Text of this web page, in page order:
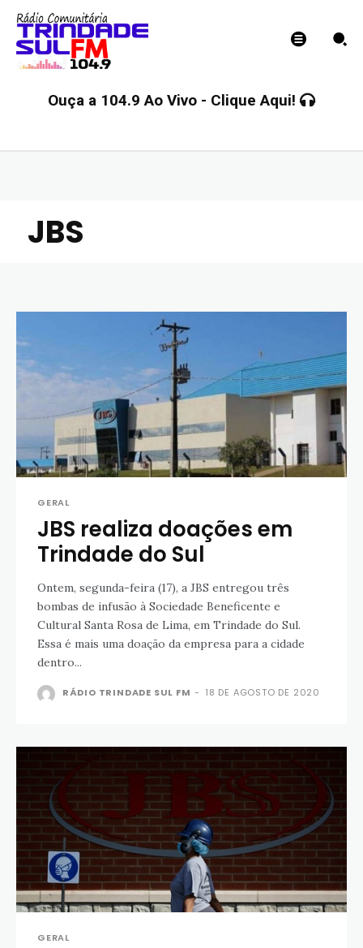
Ouça a 104.9 Ao Vivo - Clique Aqui!
JBS
GERAL
JBS realiza doações em
Trindade do Sul
Ontem, segunda-feira (17), a JBS entregou três
bombas de infusão à Sociedade Beneficente e
Cultural Santa Rosa de Lima, em Trindade do Sul.
Essa é mais uma doação da empresa para a cidade
dentro...
RÁDIO TRINDADE SUL FM - 18 DE AGOSTO DE 2020
GERAL